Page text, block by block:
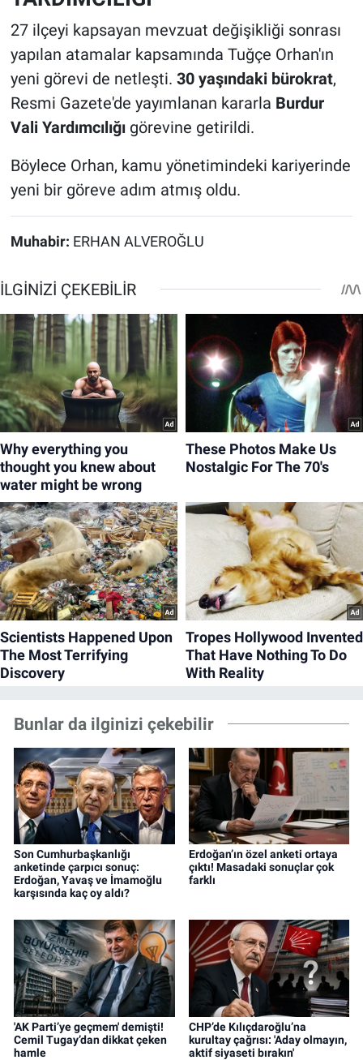
27 ilçeyi kapsayan mevzuat değişikliği sonrası
yapılan atamalar kapsamında Tuğçe Orhan'ın
yeni görevi de netleşti. 30 yaşındaki bürokrat,
Resmi Gazete'de yayımlanan kararla Burdur
Vali Yardımcılığıgörevine getirildi.
Böylece Orhan, kamu yönetimindeki kariyerinde
yeni bir göreve adım atmış oldu.
Muhabir: ERHAN ALVEROĞLU
Bunlar da ilginizi çekebilir
Son Cumhurbaşkanlığı
anketinde çarpıcı sonuç:
Erdoğan, Yavaş ve İmamoğlu
karşısında kaç oy aldı?
Erdoğan’ın özel anketi ortaya
çıktı! Masadaki sonuçlar çok
farklı
'AK Parti’ye geçmem' demişti!
Cemil Tugay’dan dikkat çeken
hamle
CHP’de Kılıçdaroğlu’na
kurultay çağrısı: 'Aday olmayın,
aktif siyaseti bırakın'